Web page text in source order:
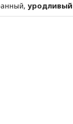
уродливый